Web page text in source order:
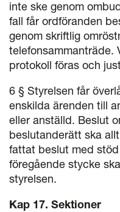
inte ske genom
fall får ordföranden
genom skriftlig
telefonsammanträde.
protokoll föras och
6 § Styrelsen får
enskilda ärenden till
eller anställd. Beslut
beslutanderätt ska
fattat beslut med
föregående stycke
styrelsen.
Kap 17. Sektioner